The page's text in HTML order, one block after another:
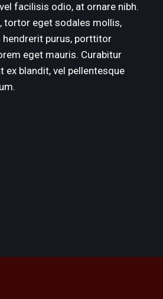
facilisis odio, at ornare nibh.
tortor eget sodales mollis,
hendrerit purus, porttitor
eget mauris. Curabitur
ex blandit, vel pellentesque